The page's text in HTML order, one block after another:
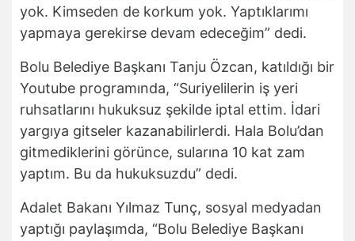
yok. Kimseden de korkum yok. Yaptıklarımı
yapmaya gerekirse devam edeceğim” dedi.
Bolu Belediye Başkanı Tanju Özcan, katıldığı bir
Youtube programında, “Suriyelilerin iş yeri
ruhsatlarını hukuksuz şekilde iptal ettim. İdari
yargıya gitseler kazanabilirlerdi. Hala Bolu’dan
gitmediklerini görünce, sularına 10 kat zam
yaptım. Bu da hukuksuzdu” dedi.
Adalet Bakanı Yılmaz Tunç, sosyal medyadan
yaptığı paylaşımda, “Bolu Belediye Başkanı